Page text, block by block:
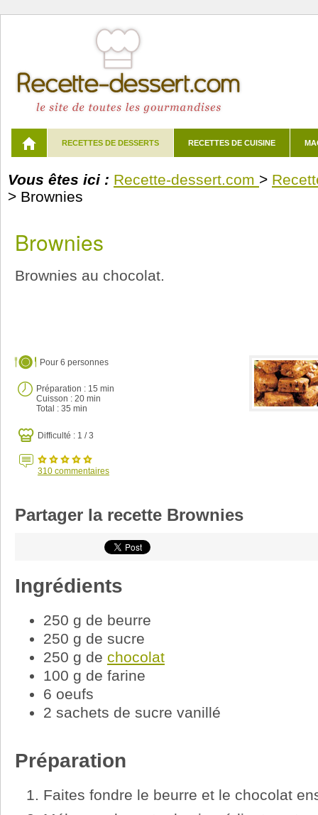
RECETTES DE DESSERTS RECETTES DE CUISINE
Vous êtes ici : Recette-dessert.com >
> Brownies
Brownies
Brownies au chocolat.
Pour 6 personnes
Préparation : 15 min
Cuisson : 20 min
Total : 35 min
Difficulté : 1 / 3
310 commentaires
Partager la recette Brownies
Ingrédients
250 g de beurre
250 g de sucre
250 g de chocolat
100 g de farine
6 oeufs
2 sachets de sucre vanillé
Préparation
Faites fondre le beurre et le chocolat